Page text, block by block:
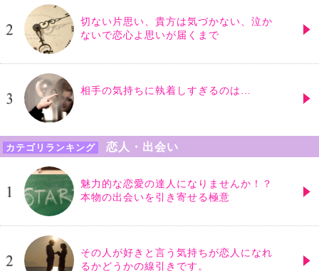
切ない片思い、貴方は気づかない、泣か
ないで恋心よ思いが届くまで
相手の気持ちに執着しすぎるのは…
カテゴリランキング 恋人・出会い
魅力的な恋愛の達人になりませんか！？
本物の出会いを引き寄せる極意
その人が好きと言う気持ちが恋人になれ
るかどうかの線引きです。